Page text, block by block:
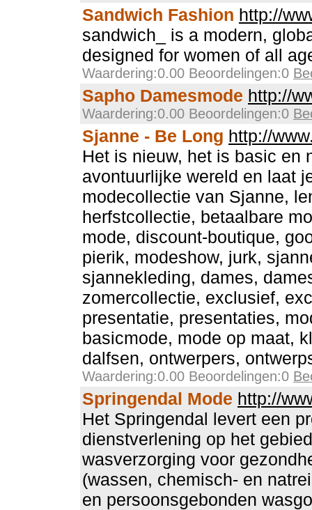
Sandwich Fashion http://
sandwich_ is a modern,
designed for women of all
Waardering:0.00 Beoordelingen:0
Sapho Damesmode http://
Waardering:0.00 Beoordelingen:0
Sjanne - Be Long http://
Het is nieuw, het is basic en
avontuurlijke wereld en laat
modecollectie van Sjanne,
herfstcollectie, betaalbare
mode, discount-boutique,
pierik, modeshow, jurk,
sjannekleding, dames,
zomercollectie, exclusief,
presentatie, presentaties,
basicmode, mode op maat,
dalfsen, ontwerpers,
Waardering:0.00 Beoordelingen:0
Springendal Mode http://
Het Springendal levert een
dienstverlening op het
wasverzorging voor
(wassen, chemisch- en
en persoonsgebonden